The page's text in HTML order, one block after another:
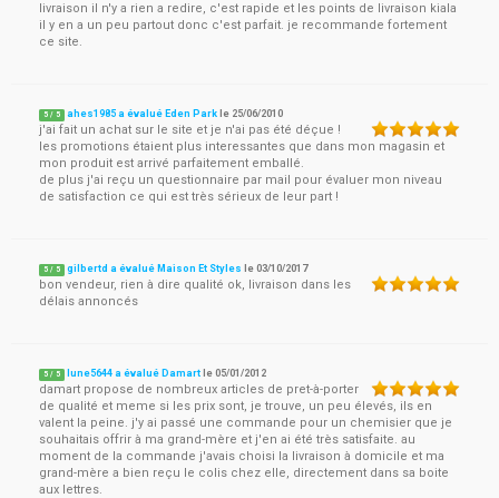
livraison il n'y a rien a redire, c'est rapide et les points de livraison kiala
il y en a un peu partout donc c'est parfait. je recommande fortement
ce site.
5 / 5 ahes1985 a évalué Eden Park le 25/06/2010
j'ai fait un achat sur le site et je n'ai pas été déçue !
les promotions étaient plus interessantes que dans mon magasin et
mon produit est arrivé parfaitement emballé.
de plus j'ai reçu un questionnaire par mail pour évaluer mon niveau
de satisfaction ce qui est très sérieux de leur part !
5 / 5 gilbertd a évalué Maison Et Styles le03/10/2017
bon vendeur, rien à dire qualité ok, livraison dans les
délais annoncés
5 / 5 lune5644 a évalué Damart le05/01/2012
damart propose de nombreux articles de pret-à-porter
de qualité et meme si les prix sont, je trouve, un peu élevés, ils en
valent la peine. j'y ai passé une commande pour un chemisier que je
souhaitais offrir à ma grand-mère et j'en ai été très satisfaite. au
moment de la commande j'avais choisi la livraison à domicile et ma
grand-mère a bien reçu le colis chez elle, directement dans sa boite
aux lettres.